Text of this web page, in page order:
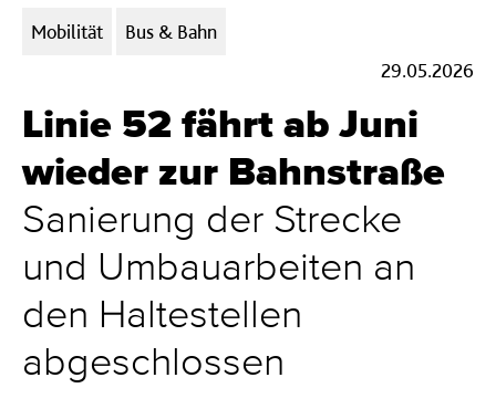
Kategorien:
Mobilität
Bus & Bahn
29.05.2026
Linie 52 fährt ab Juni
wieder zur Bahnstraße
Sanierung der Strecke
und Umbauarbeiten an
den Haltestellen
abgeschlossen